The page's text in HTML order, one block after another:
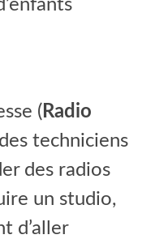
( Radio
techniciens
des radios
un studio,
d’aller